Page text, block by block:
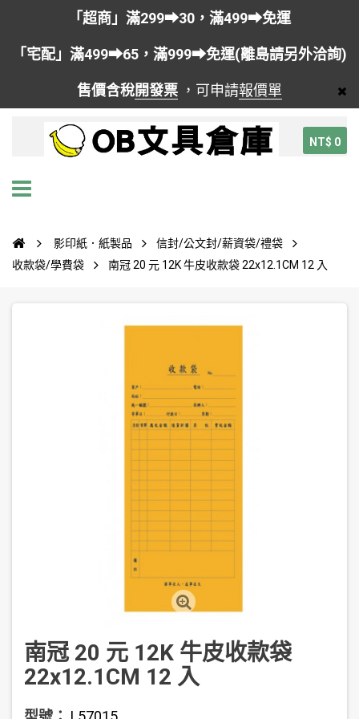
「超商」滿299➡30，滿499➡免運
「宅配」滿499➡65，滿999➡免運(離島請另外洽詢)
售價含稅開發票 ，可申請報價單
NT$ 0
影印紙．紙製品
信封/公文封/薪資袋/禮袋
收款袋/學費袋
南冠 20 元 12K 牛皮收款袋 22x12.1CM 12 入
南冠 20 元 12K 牛皮收款袋
22x12.1CM 12 入